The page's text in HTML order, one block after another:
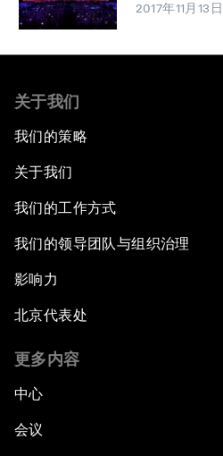
2017年11月13日
关于我们
我们的策略
关于我们
我们的工作方式
我们的领导团队与组织治理
影响力
北京代表处
更多内容
中心
会议